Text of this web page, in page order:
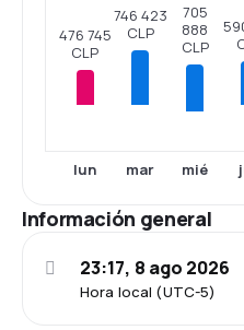
476 745
CLP
lun
746 423
CLP
mar
705
888
CLP
mié
Información general
Hora local (UTC-5)
23:17, 8 ago 2026